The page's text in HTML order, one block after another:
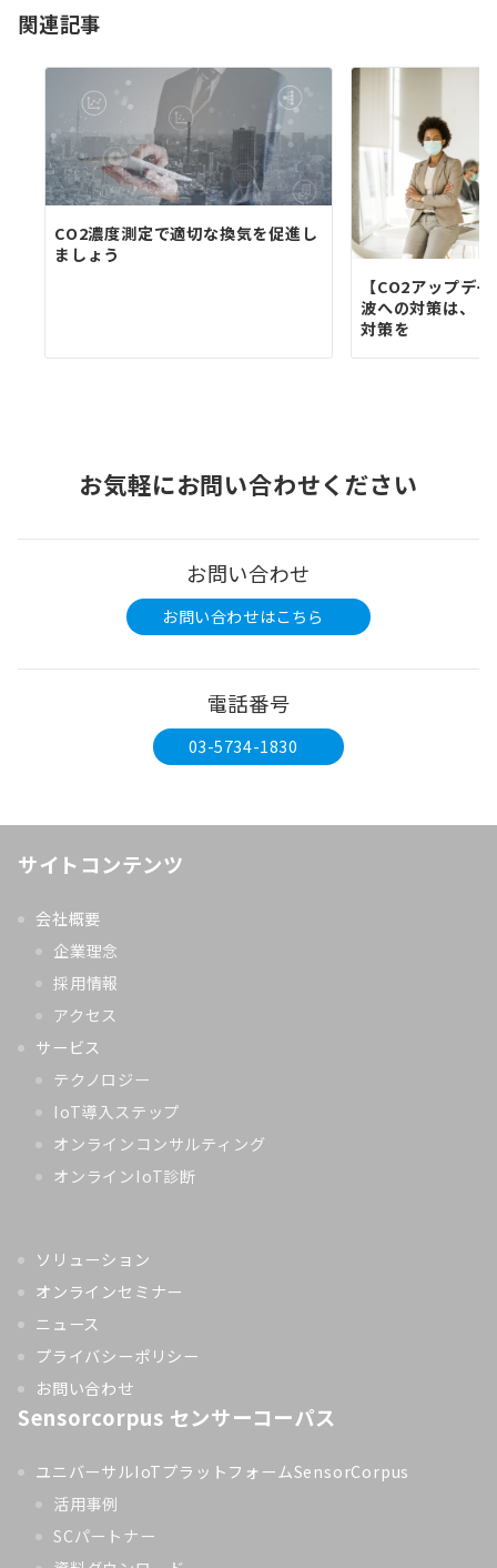
ゲ
関連記事
CO2濃度測定で適切な換気を促進し
ましょう
【CO2アップデ
波への対策は、
対策を
お気軽にお問い合わせください
お問い合わせ
お問い合わせはこちら
電話番号
03-5734-1830
サイトコンテンツ
会社概要
企業理念
採用情報
アクセス
サービス
テクノロジー
IoT導入ステップ
オンラインコンサルティング
オンラインIoT診断
ソリューション
オンラインセミナー
ニュース
プライバシーポリシー
お問い合わせ
Sensorcorpus センサーコーパス
ユニバーサルIoTプラットフォームSensorCorpus
活用事例
SCパートナー